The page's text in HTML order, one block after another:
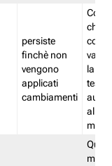
persiste
finchè non
vengono
applicati
cambiamenti
che
la
test.